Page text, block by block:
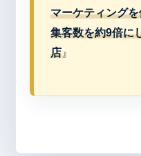
マーケティング
集客数を約9倍に
店 』